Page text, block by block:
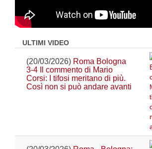
ULTIMI VIDEO
(20/03/2026) Roma Bologna
3-4 Il commento di Mario
Corsi: I tifosi meritano di più.
Così non si può andare avanti